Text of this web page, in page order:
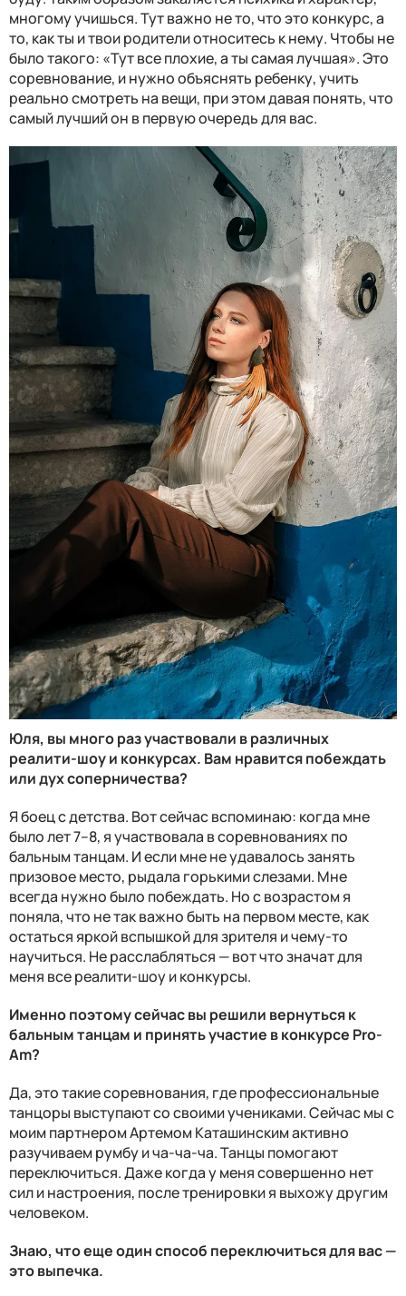
многому учишься. Тут важно не то, что это конкурс, а
то, как ты и твои родители относитесь к нему. Чтобы не
было такого: «Тут все плохие, а ты самая лучшая». Это
соревнование, и нужно объяснять ребенку, учить
реально смотреть на вещи, при этом давая понять, что
самый лучший он в первую очередь для вас.
Юля, вы много раз участвовали в различных
реалити-шоу и конкурсах. Вам нравится побеждать
или дух соперничества?
Я боец с детства. Вот сейчас вспоминаю: когда мне
было лет 7–8, я участвовала в соревнованиях по
бальным танцам. И если мне не удавалось занять
призовое место, рыдала горькими слезами. Мне
всегда нужно было побеждать. Но с возрастом я
поняла, что не так важно быть на первом месте, как
остаться яркой вспышкой для зрителя и чему-то
научиться. Не расслабляться — вот что значат для
меня все реалити-шоу и конкурсы.
Именно поэтому сейчас вы решили вернуться к
бальным танцам и принять участие в конкурсе Pro-
Am?
Да, это такие соревнования, где профессиональные
танцоры выступают со своими учениками. Сейчас мы с
моим партнером Артемом Каташинским активно
разучиваем румбу и ча-ча-ча. Танцы помогают
переключиться. Даже когда у меня совершенно нет
сил и настроения, после тренировки я выхожу другим
человеком.
Знаю, что еще один способ переключиться для вас —
это выпечка.